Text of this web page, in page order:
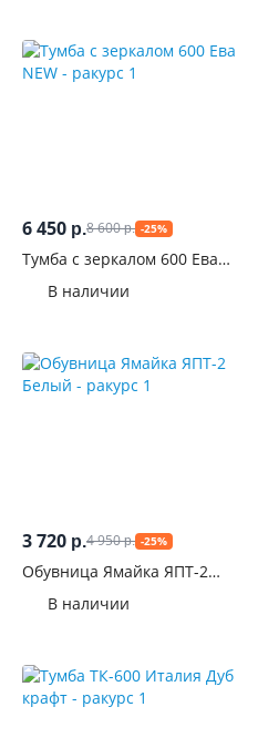
6 450 р.8 600р. -25%
Тумба с зеркалом 600 Ева
В наличии
3 720 р.4 950р. -25%
Обувница Ямайка ЯПТ-2
В наличии
полками
На
колесиках
сиденьем
С
фрезеровкой
Тёмные